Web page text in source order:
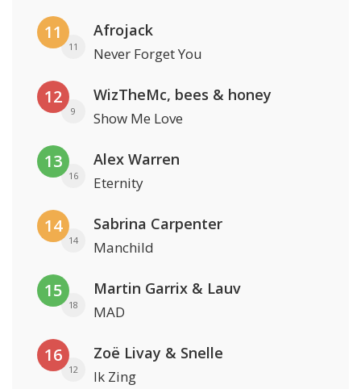
11
11
Afrojack
Never Forget You
12
9
WizTheMc, bees & honey
Show Me Love
13
16
Alex Warren
Eternity
14
14
Sabrina Carpenter
Manchild
15
18
Martin Garrix & Lauv
MAD
16
12
Zoë Livay & Snelle
Ik Zing